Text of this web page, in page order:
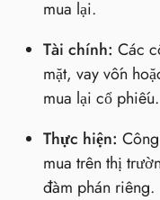
mua lại.
Tài chính: Các
mặt, vay vốn
mua lại cổ phiếu.
Thực hiện:
mua trên thị
đàm phán riêng.